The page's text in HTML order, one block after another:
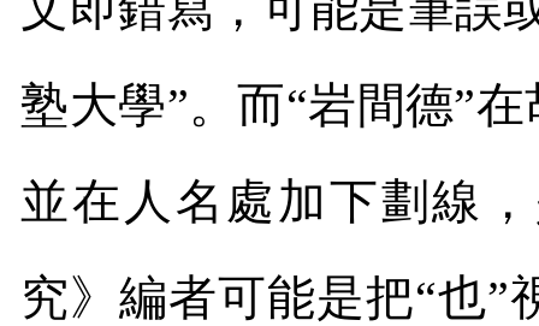
塾大學”。而“岩間德”在
並在人名處加下劃線
究》編者可能是把“也”